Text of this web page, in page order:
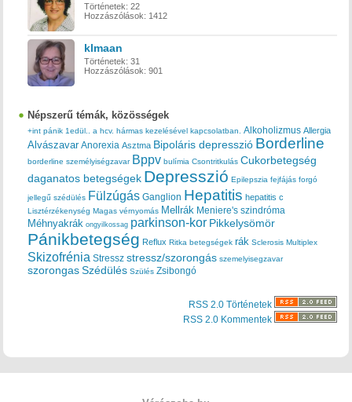
Történetek: 22
Hozzászólások: 1412
klmaan
Történetek: 31
Hozzászólások: 901
Népszerű témák, közösségek
+int pánik 1edül.. a hcv. hármas kezelésével kapcsolatban. Alkoholizmus Allergia
Alvászavar Anorexia Asztma Bipoláris depresszió Borderline
borderline személyiségzavar Bppv bulímia Csontritkulás Cukorbetegség
daganatos betegségek Depresszió Epilepszia fejfájás forgó
jellegű szédülés Fülzúgás Ganglion Hepatitis hepatitis c
Lisztérzékenység Magas vérnyomás Mellrák Meniere's szindróma
Méhnyakrák ongyilkossag parkinson-kor Pikkelysömör
Pánikbetegség Reflux Ritka betegségek rák Sclerosis Multiplex
Skizofrénia Stressz stressz/szorongás szemelyisegzavar
szorongas Szédülés Szülés Zsibongó
RSS 2.0 Történetek
RSS 2.0 Kommentek